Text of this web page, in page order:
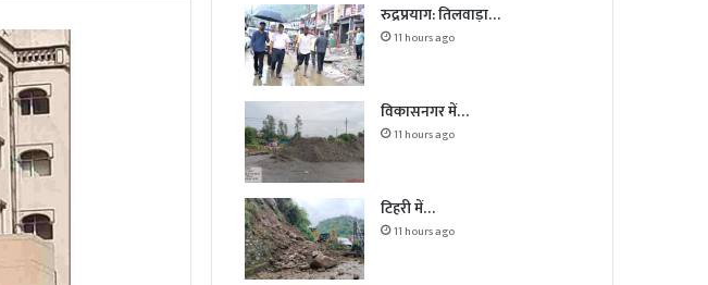
रुद्रप्रयाग: तिलवाड़ा…
11 hours ago
विकासनगर में…
11 hours ago
टिहरी में…
11 hours ago